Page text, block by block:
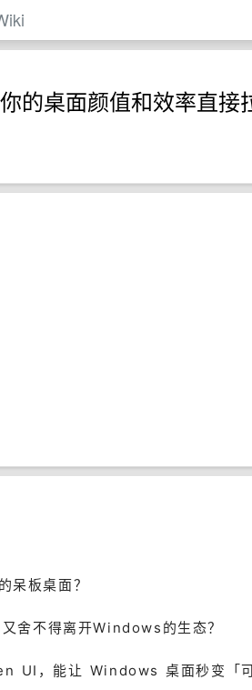
的桌面颜值和效率直接
板桌面？
舍不得离开Windows的生态？
UI，能让 Windows 桌面秒变「